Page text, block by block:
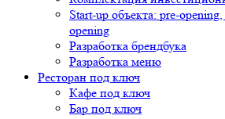
Start-up объекта: pre-
opening
Разработка брендбука
Разработка меню
Ресторан под ключ
Кафе под ключ
Бар под ключ